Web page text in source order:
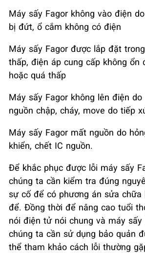
Máy sấy Fagor không vào điện
bị đứt, ổ cắm không có điện
Máy sấy Fagor được lắp đặt
thấp, điện áp cung cấp không ổn
hoặc quá thấp
Máy sấy Fagor không lên điện
nguồn chập, cháy, move do tiếp
Máy sấy Fagor mất nguồn do
khiển, chết IC nguồn.
Để khắc phục được lỗi máy sấy
chúng ta cần kiểm tra đúng
sự cố để có phương án sửa chữa
để. Đồng thời để nâng cao tuổi
nói điện tử nói chung và máy sấy
chúng ta cần sử dụng bảo quản
thể tham khảo cách lỗi thường